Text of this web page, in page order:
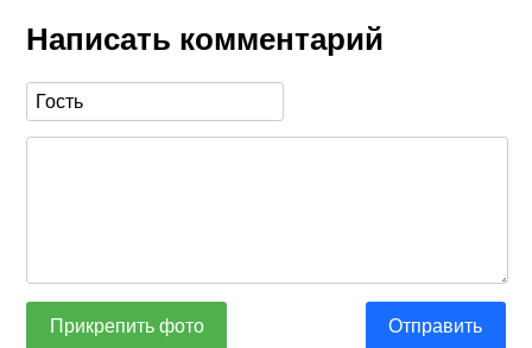
Написать комментарий
Прикрепить фото Отправить